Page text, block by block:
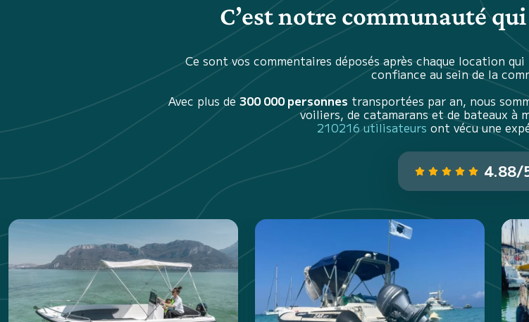
C’est notre communauté
Ce sont vos commentaires déposés après chaque location
confiance au sein de la
Avec plus de300 000 personnes transportées par an, nous
voiliers, de catamarans et de bateaux à
210216 utilisateurs ont vécu une
4.88/